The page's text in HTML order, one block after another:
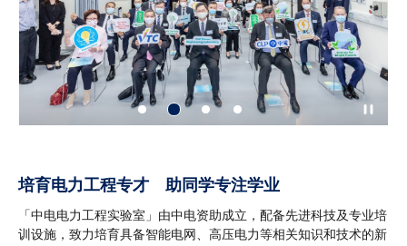
培育电力工程专才 助同学专注学业
「中电电力工程实验室」由中电资助成立，配备先进科技及专业培
训设施，致力培育具备智能电网、高压电力等相关知识和技术的新